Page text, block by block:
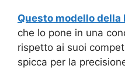
Questo modello della
che lo pone in una
rispetto ai suoi
spicca per la